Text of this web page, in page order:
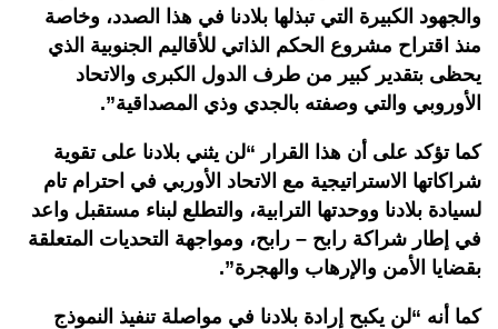
والجهود الكبيرة التي تبذلها بلادنا في هذا الصدد، وخاصة
منذ اقتراح مشروع الحكم الذاتي للأقاليم الجنوبية الذي
يحظى بتقدير كبير من طرف الدول الكبرى والاتحاد
الأوروبي والتي وصفته بالجدي وذي المصداقية”.
كما تؤكد على أن هذا القرار “لن يثني بلادنا على تقوية
شراكاتها الاستراتيجية مع الاتحاد الأوربي في احترام تام
لسيادة بلادنا ووحدتها الترابية، والتطلع لبناء مستقبل واعد
في إطار شراكة رابح – رابح، ومواجهة التحديات المتعلقة
بقضايا الأمن والإرهاب والهجرة”.
كما أنه “لن يكبح إرادة بلادنا في مواصلة تنفيذ النموذج